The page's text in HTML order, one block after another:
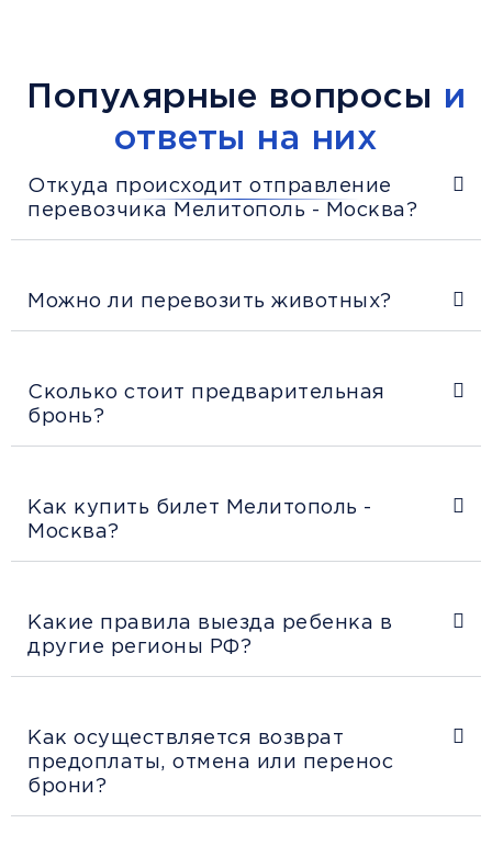
Популярные вопросы и
ответы на них
Откуда происходит отправление
перевозчика Мелитополь - Москва?
Можно ли перевозить животных?
Сколько стоит предварительная
бронь?
Как купить билет Мелитополь -
Москва?
Какие правила выезда ребенка в
другие регионы РФ?
Как осуществляется возврат
предоплаты, отмена или перенос
брони?